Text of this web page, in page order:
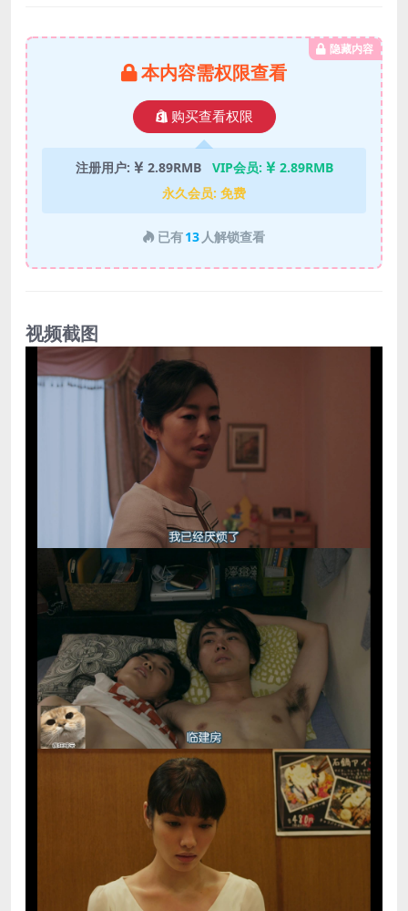
隐藏内容
本内容需权限查看
购买查看权限
注册用户: 2.89RMB VIP会员:
2.89RMB
永久会员: 免费
已有13 人解锁查看
视频截图